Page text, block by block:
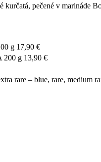
pečené v marináde
g 17,90 €
g 13,90 €
rare – blue, rare, medium